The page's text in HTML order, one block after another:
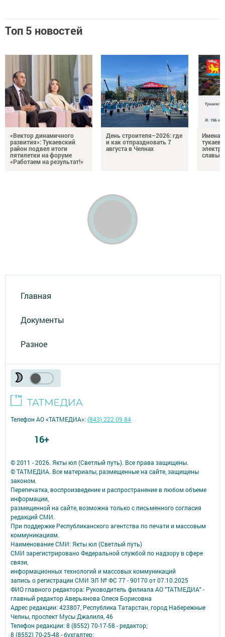
Топ 5 новостей
«Вектор динамичного
развития»: Тукаевский
район подвел итоги
пятилетки на форуме
«Работаем на результат!»
День строителя–2026: где
и как отпраздновать 7
августа в Челнах
Имена
славы
Главная
Документы
Разное
© 2011 - 2026. Якты юл (Светлый путь). Все права защищены.
© ТАТМЕДИА. Все материалы, размещенные на сайте, защищены
законом.
Перепечатка, воспроизведение и распространение в любом объеме
информации,
размещенной на сайте, возможна только с письменного согласия
редакций СМИ.
При поддержке Республиканского агентства по печати и массовым
коммуникациям.
Наименование СМИ: Якты юл (Светлый путь)
СМИ зарегистрировано Федеральной службой по надзору в сфере
связи,
информационных технологий и массовых коммуникаций
запись о регистрации СМИ ЭЛ № ФС 77 - 90170 от 07.10.2025
ФИО главного редактора: Руководитель филиала АО "ТАТМЕДИА" -
главный редактор Аверьянова Олеся Борисовна
Адрес редакции: 423807, Республика Татарстан, город Набережные
Челны, проспект Мусы Джалиля, 46
Телефон редакции: 8 (8552) 70-17-58 - редактор;
8 (8552) 70-25-48 - бухгалтер;
Телефон АО «ТАТМЕДИА»:(843) 222 09 84
16+